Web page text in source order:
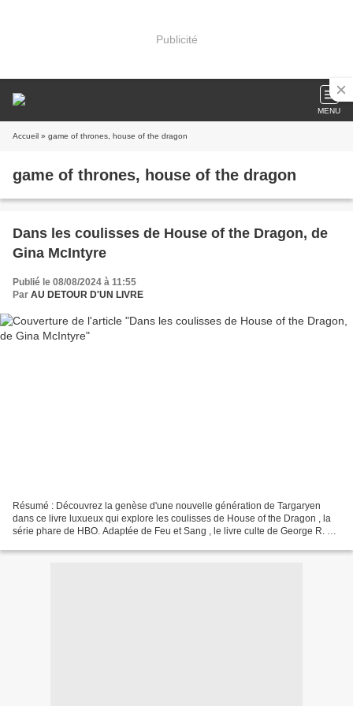
Publicité
MENU
Accueil » game of thrones, house of the dragon
game of thrones, house of the dragon
Dans les coulisses de House of the Dragon, de
Gina McIntyre
Publié le 08/08/2024 à 11:55
Par AU DETOUR D'UN LIVRE
Résumé : Découvrez la genèse d'une nouvelle génération de Targaryen
dans ce livre luxueux qui explore les coulisses de House of the Dragon , la
série phare de HBO. Adaptée de Feu et Sang , le livre culte de George R. R.